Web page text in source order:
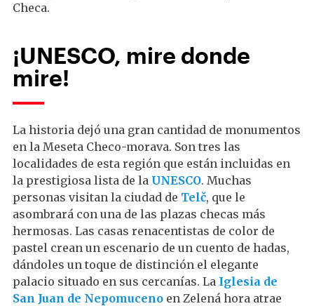
Checa.
¡UNESCO, mire donde
mire!
La historia dejó una gran cantidad de monumentos
en la Meseta Checo-morava. Son tres las
localidades de esta región que están incluidas en
la prestigiosa lista de la UNESCO. Muchas
personas visitan la ciudad de Telč, que le
asombrará con una de las plazas checas más
hermosas. Las casas renacentistas de color de
pastel crean un escenario de un cuento de hadas,
dándoles un toque de distinción el elegante
palacio situado en sus cercanías. La Iglesia de
San Juan de Nepomuceno en Zelená hora atrae